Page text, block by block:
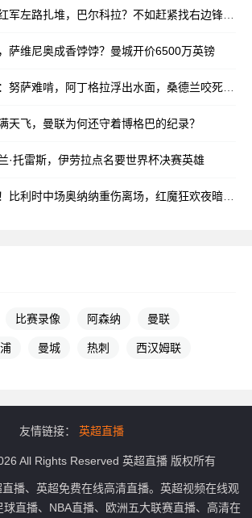
路扎堆，巴尔科拉？不如赶紧找右边锋接班萨拉赫！
萨维尼奥成香饽饽？曼城开价6500万英镑
萨难啃，阿丁格拉浮出水面，桑德兰咬死3500万
天飞，曼联为何还守着博格巴的纪录？
·托雷斯，伊劳拉点名要世界杯决赛英雄
利时中场奥纳纳重伤离场，红魔狂欢夜暗藏悲情
比赛录像 阿森纳 曼联
曼城 热刺 西汉姆联
友情链接： 英超直播
All Rights Reserved 英超直播 版权所有
播、英超免费在线高清直播。英超视频在线观
直播、NBA直播、欧洲五大联赛直播、高清在